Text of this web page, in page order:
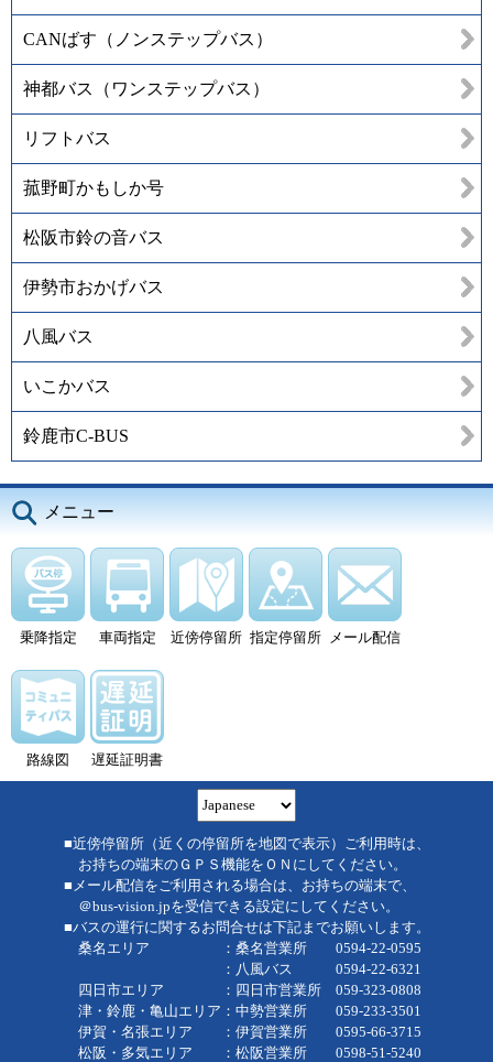
CANばす（ノンステップバス）
神都バス（ワンステップバス）
リフトバス
菰野町かもしか号
松阪市鈴の音バス
伊勢市おかげバス
八風バス
いこかバス
鈴鹿市C-BUS
メニュー
乗降指定 車両指定 近傍停留所 指定停留所 メール配信
路線図 遅延証明書
■近傍停留所（近くの停留所を地図で表示）ご利用時は、
お持ちの端末のＧＰＳ機能をＯＮにしてください。
■メール配信をご利用される場合は、お持ちの端末で、
＠bus-vision.jpを受信できる設定にしてください。
■バスの運行に関するお問合せは下記までお願いします。
桑名エリア ：桑名営業所 0594-22-0595
：八風バス 0594-22-6321
四日市エリア ：四日市営業所 059-323-0808
津・鈴鹿・亀山エリア：中勢営業所 059-233-3501
伊賀・名張エリア ：伊賀営業所 0595-66-3715
松阪・多気エリア ：松阪営業所 0598-51-5240